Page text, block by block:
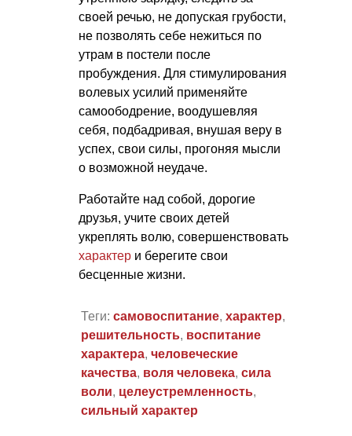
своей речью, не допуская грубости,
не позволять себе нежиться по
утрам в постели после
пробуждения. Для стимулирования
волевых усилий применяйте
самоободрение, воодушевляя
себя, подбадривая, внушая веру в
успех, свои силы, прогоняя мысли
о возможной неудаче.
Работайте над собой, дорогие
друзья, учите своих детей
укреплять волю, совершенствовать
характер и берегите свои
бесценные жизни.
Теги: самовоспитание, характер,
решительность, воспитание
характера, человеческие
качества, воля человека, сила
воли, целеустремленность,
сильный характер